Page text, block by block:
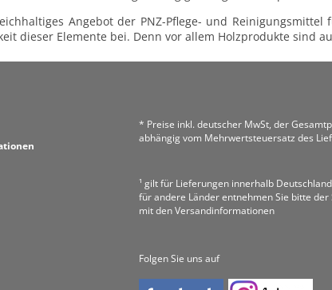
Angebot der PNZ-Pflege- und
dieser Elemente bei. Denn vor allem Holzprodukte sind
* Preise inkl. deutscher MwSt, der
abhängig vom Mehrwertsteuersatz des
¹ gilt für Lieferungen innerhalb
für andere Länder entnehmen Sie bitte der
mit den Versandinformationen
Folgen Sie uns auf